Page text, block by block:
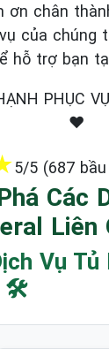
ơn chân
của chúng
hỗ trợ bạn
PHỤC
❤️
5/5 (687
Các
Vụ Tủ
🛠️